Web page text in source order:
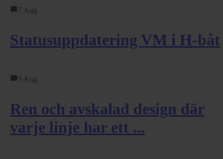
7 Aug
Statusuppdatering VM i H-båt
5 Aug
Ren och avskalad design där
varje linje har ett ...